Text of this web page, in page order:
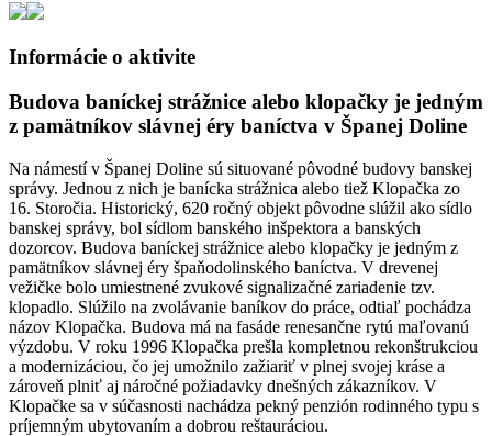
Informácie o aktivite
Budova baníckej strážnice alebo klopačky je jedným
z pamätníkov slávnej éry baníctva v Španej Doline
Na námestí v Španej Doline sú situované pôvodné budovy banskej
správy. Jednou z nich je banícka strážnica alebo tiež Klopačka zo
16. Storočia. Historický, 620 ročný objekt pôvodne slúžil ako sídlo
banskej správy, bol sídlom banského inšpektora a banských
dozorcov. Budova baníckej strážnice alebo klopačky je jedným z
pamätníkov slávnej éry špaňodolinského baníctva. V drevenej
vežičke bolo umiestnené zvukové signalizačné zariadenie tzv.
klopadlo. Slúžilo na zvolávanie baníkov do práce, odtiaľ pochádza
názov Klopačka. Budova má na fasáde renesančne rytú maľovanú
výzdobu. V roku 1996 Klopačka prešla kompletnou rekonštrukciou
a modernizáciou, čo jej umožnilo zažiariť v plnej svojej kráse a
zároveň plniť aj náročné požiadavky dnešných zákazníkov. V
Klopačke sa v súčasnosti nachádza pekný penzión rodinného typu s
príjemným ubytovaním a dobrou reštauráciou.